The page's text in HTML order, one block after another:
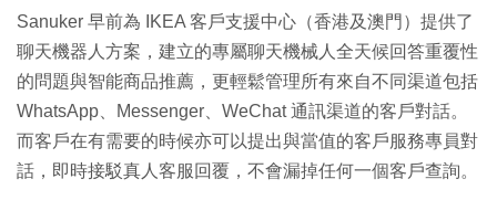
Sanuker 早前為 IKEA 客戶支援中心（香港及澳門）提供了
聊天機器人方案，建立的專屬聊天機械人全天候回答重覆性
的問題與智能商品推薦，更輕鬆管理所有來自不同渠道包括
WhatsApp、Messenger、WeChat 通訊渠道的客戶對話。
而客戶在有需要的時候亦可以提出與當值的客戶服務專員對
話，即時接駁真人客服回覆，不會漏掉任何一個客戶查詢。